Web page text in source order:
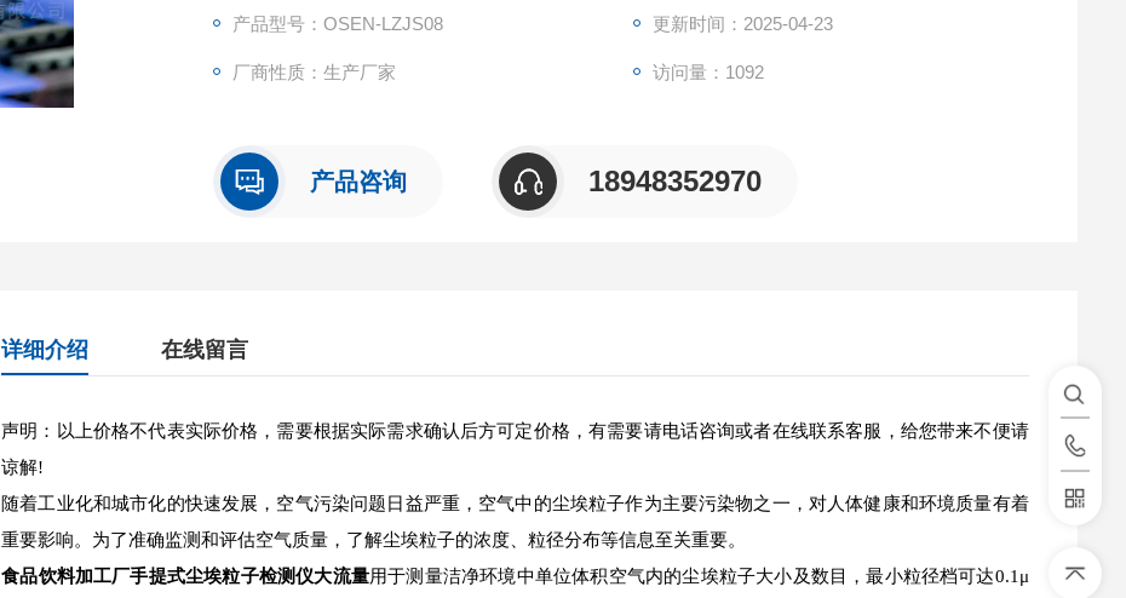
产品型号：OSEN-LZJS08 更新时间：2025-04-23
厂商性质：生产厂家 访问量：1092
产品咨询 18948352970
详细介绍 在线留言
声明：以上价格不代表实际价格，需要根据实际需求确认后方可定价格，有需要请电话咨询或者在线联系客服，给您带来不便请
谅解!
随着工业化和城市化的快速发展，空气污染问题日益严重，空气中的尘埃粒子作为主要污染物之一，对人体健康和环境质量有着
重要影响。为了准确监测和评估空气质量，了解尘埃粒子的浓度、粒径分布等信息至关重要。
食品饮料加工厂手提式尘埃粒子检测仪大流量用于测量洁净环境中单位体积空气内的尘埃粒子大小及数目，最小粒径档可达0.1μ